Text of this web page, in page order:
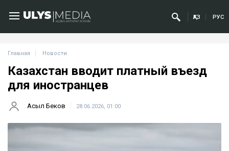
ҚАЗ РУС
Главная Новости
Казахстан вводит платный въезд
для иностранцев
Асыл Беков 28.06.2026, 01:00